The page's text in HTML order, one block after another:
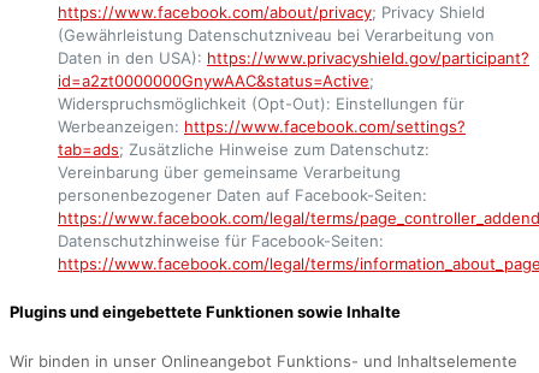
https://www.facebook.com/about/privacy; Privacy Shield
(Gewährleistung Datenschutzniveau bei Verarbeitung von
Daten in den USA): https://www.privacyshield.gov/participant?
id=a2zt0000000GnywAAC&status=Active;
Widerspruchsmöglichkeit (Opt-Out): Einstellungen für
Werbeanzeigen: https://www.facebook.com/settings?
tab=ads; Zusätzliche Hinweise zum Datenschutz:
Vereinbarung über gemeinsame Verarbeitung
personenbezogener Daten auf Facebook-Seiten:
https://www.facebook.com/legal/terms/
Datenschutzhinweise für Facebook-Seiten:
https://www.facebook.com/legal/terms/
Plugins und eingebettete Funktionen sowie Inhalte
Wir binden in unser Onlineangebot Funktions- und Inhaltselemente